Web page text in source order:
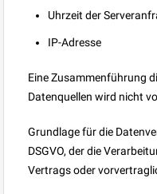
Uhrzeit der
IP-Adresse
Eine Zusammenführung
Datenquellen wird nicht
Grundlage für die
DSGVO, der die
Vertrags oder